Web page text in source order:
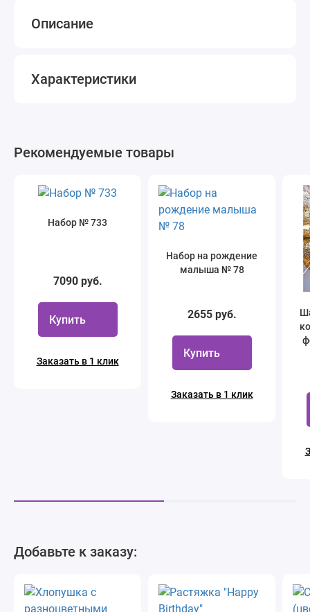
Описание
Характеристики
Рекомендуемые товары
Набор № 733
7090 руб.
Купить
Заказать в 1 клик
Набор на рождение
малыша № 78
2655 руб.
Купить
Заказать в 1 клик
Добавьте к заказу: